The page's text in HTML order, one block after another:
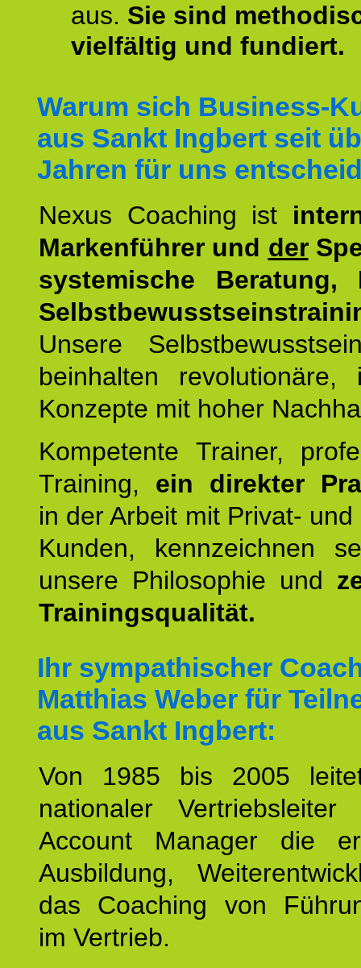
aus. Sie sind
vielfältig und fundiert.
Warum sich Business-
aus Sankt Ingbert seit
Jahren für uns
Nexus Coaching ist
Markenführer und der
systemische Beratung,
Unsere
beinhalten revolutionäre,
Konzepte mit hoher
Kompetente Trainer,
Training, ein direkter
in der Arbeit mit Privat-
Kunden, kennzeichnen
unsere Philosophie und
Trainingsqualität.
Ihr sympathischer
Matthias Weber für
aus Sankt Ingbert:
Von 1985 bis 2005
nationaler
Account Manager die
Ausbildung,
das Coaching von
im Vertrieb.